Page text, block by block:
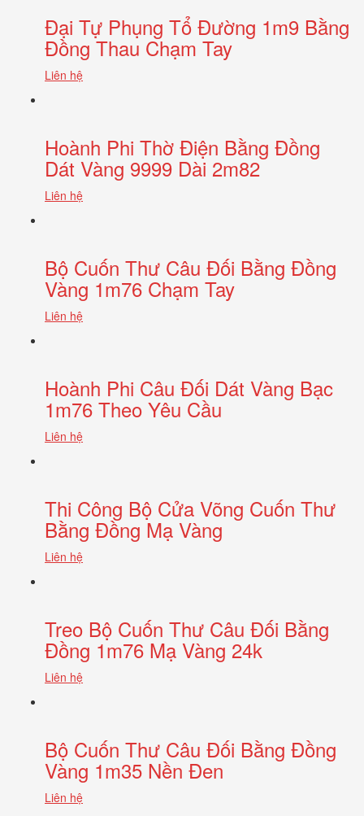
Đại Tự Phụng Tổ Đường 1m9 Bằng
Đồng Thau Chạm Tay
Liên hệ
Hoành Phi Thờ Điện Bằng Đồng
Dát Vàng 9999 Dài 2m82
Liên hệ
Bộ Cuốn Thư Câu Đối Bằng Đồng
Vàng 1m76 Chạm Tay
Liên hệ
Hoành Phi Câu Đối Dát Vàng Bạc
1m76 Theo Yêu Cầu
Liên hệ
Thi Công Bộ Cửa Võng Cuốn Thư
Bằng Đồng Mạ Vàng
Liên hệ
Treo Bộ Cuốn Thư Câu Đối Bằng
Đồng 1m76 Mạ Vàng 24k
Liên hệ
Bộ Cuốn Thư Câu Đối Bằng Đồng
Vàng 1m35 Nền Đen
Liên hệ